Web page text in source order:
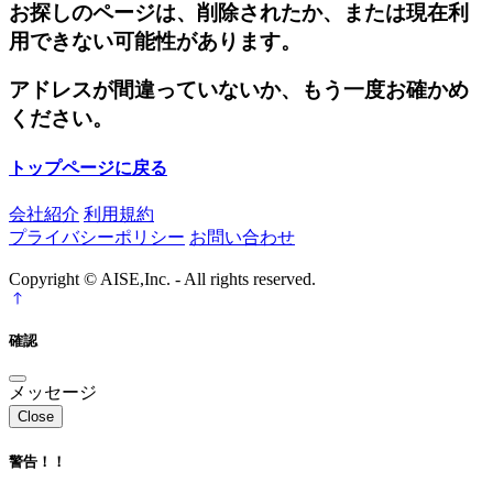
お探しのページは、削除されたか、または現在利
用できない可能性があります。
アドレスが間違っていないか、もう一度お確かめ
ください。
トップページに戻る
会社紹介 利用規約
プライバシーポリシー お問い合わせ
Copyright © AISE,Inc. - All rights reserved.
確認
メッセージ
Close
警告！！